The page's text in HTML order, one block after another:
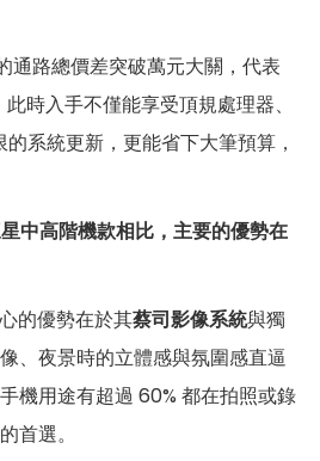
通路總價差突破萬元大關，代表
時入手不僅能享受頂規處理器、
系統更新，更能省下大筆預算，
中高階機款相比，主要的優勢在
的優勢在於其蔡司影像系統與獨
、夜景時的立體感與氛圍感直逼
機用途有超過 60% 都在拍照或錄
首選。